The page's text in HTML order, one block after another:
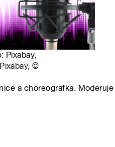
Pixabay,
,©
a choreografka. Moderuje